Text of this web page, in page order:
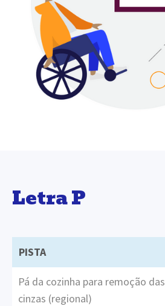
Letra P
PISTA
Pá da cozinha para remoção das
cinzas (regional)